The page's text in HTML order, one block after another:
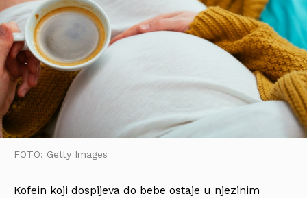
FOTO: Getty Images
Kofein koji dospijeva do bebe ostaje u njezinim